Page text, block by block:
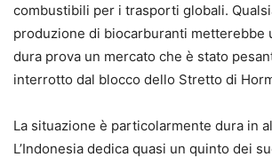
combustibili per i trasporti globali.
produzione di biocarburanti metterebbe
dura prova un mercato che è stato
interrotto dal blocco dello Stretto di
La situazione è particolarmente dura in
L’Indonesia dedica quasi un quinto dei